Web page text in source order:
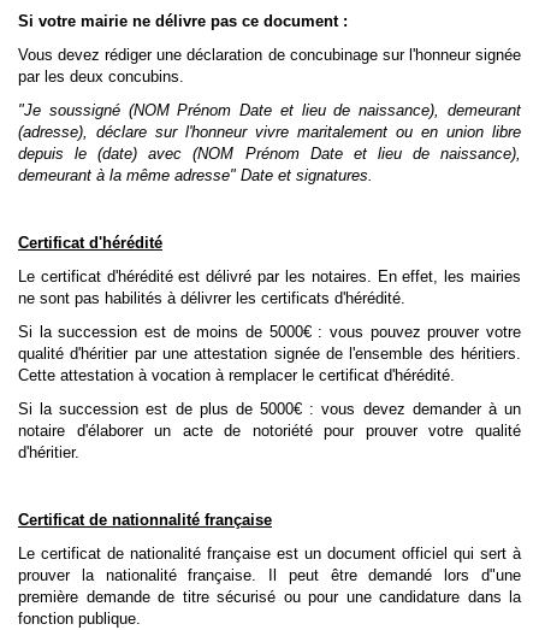
Si votre mairie ne délivre pas ce document :
Vous devez rédiger une déclaration de concubinage sur l'honneur signée
par les deux concubins.
"Je soussigné (NOM Prénom Date et lieu de naissance), demeurant
(adresse), déclare sur l'honneur vivre maritalement ou en union libre
depuis le (date) avec (NOM Prénom Date et lieu de naissance),
demeurant à la même adresse" Date et signatures.
Certificat d'hérédité
Le certificat d'hérédité est délivré par les notaires. En effet, les mairies
ne sont pas habilités à délivrer les certificats d'hérédité.
Si la succession est de moins de 5000€ : vous pouvez prouver votre
qualité d'héritier par une attestation signée de l'ensemble des héritiers.
Cette attestation à vocation à remplacer le certificat d'hérédité.
Si la succession est de plus de 5000€ : vous devez demander à un
notaire d'élaborer un acte de notoriété pour prouver votre qualité
d'héritier.
Certificat de nationnalité française
Le certificat de nationalité française est un document officiel qui sert à
prouver la nationalité française. Il peut être demandé lors d"une
première demande de titre sécurisé ou pour une candidature dans la
fonction publique.